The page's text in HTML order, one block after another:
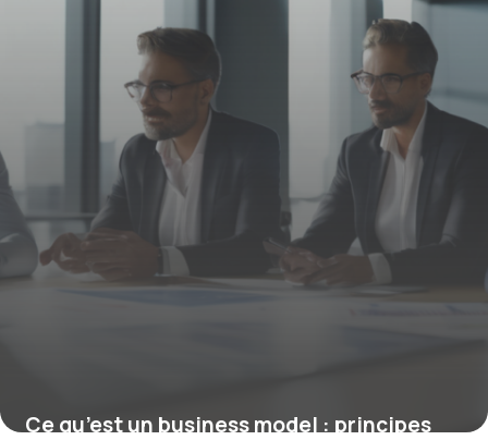
Ce qu’est un business model : principes